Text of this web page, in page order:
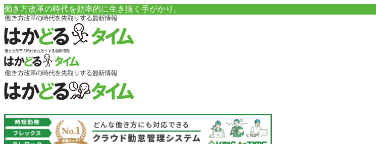
働き方改革の時代を効率的に生き抜く手がかり。